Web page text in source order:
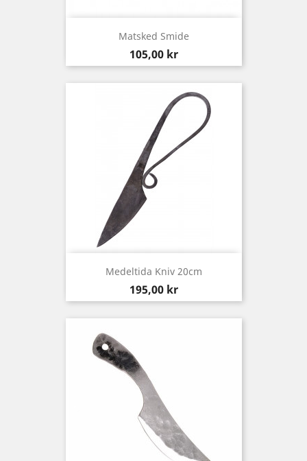
Matsked Smide
Pris
105,00 kr
Medeltida Kniv 20cm
Pris
195,00 kr